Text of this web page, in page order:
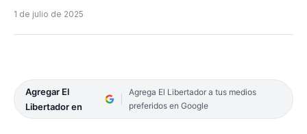
1 de julio de 2025
Agregar El
Libertador en
Agrega El Libertador a tus medios
preferidos en Google